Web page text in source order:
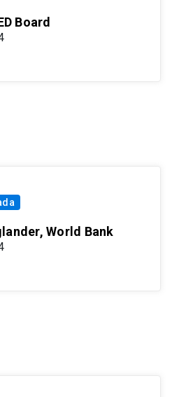
Board
World Bank